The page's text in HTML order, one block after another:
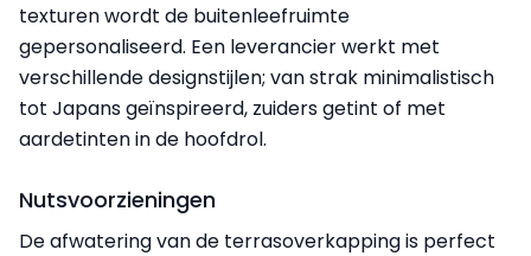
texturen wordt de buitenleefruimte
gepersonaliseerd. Een leverancier werkt met
verschillende designstijlen; van strak minimalistisch
tot Japans geïnspireerd, zuiders getint of met
aardetinten in de hoofdrol.
Nutsvoorzieningen
De afwatering van de terrasoverkapping is perfect